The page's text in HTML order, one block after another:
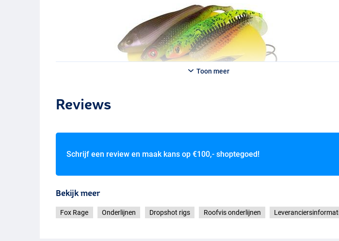
Toon meer
Reviews
Schrijf een review en maak kans op €100,- shoptegoed!
Bekijk meer
Fox Rage Onderlijnen Dropshot rigs Roofvis onderlijnen